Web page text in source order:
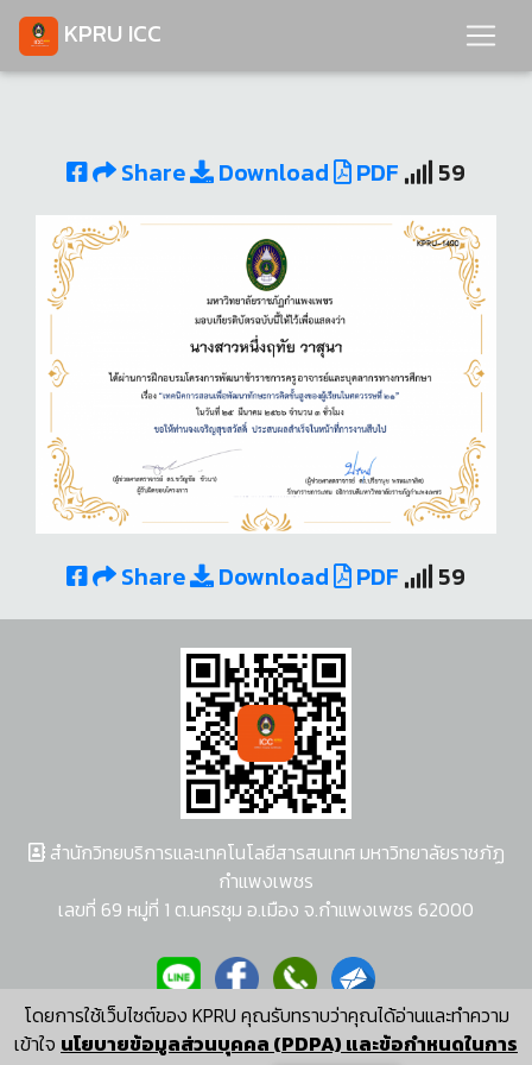
KPRU ICC
Share Download PDF 59
Share Download PDF 59
โดยการใช้เว็บไซต์ของ KPRU คุณรับทราบว่าคุณได้อ่านและทำความ
เข้าใจ นโยบายข้อมูลส่วนบุคคล (PDPA) และข้อกำหนดในการ
สำนักวิทยบริการและเทคโนโลยีสารสนเทศ มหาวิทยาลัยราชภัฏ
กำแพงเพชร
เลขที่ 69 หมู่ที่ 1 ต.นครชุม อ.เมือง จ.กำแพงเพชร 62000
ผู้พัฒนาระบบ อนุชา พวงผกา